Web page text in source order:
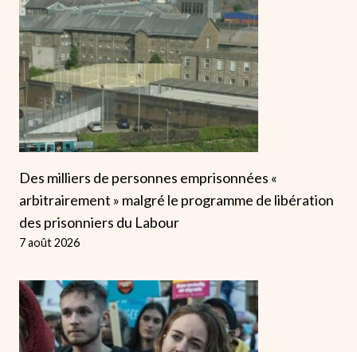
Des milliers de personnes emprisonnées «
arbitrairement » malgré le programme de libération
des prisonniers du Labour
7 août 2026